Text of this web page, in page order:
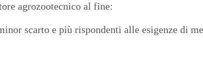
agrozootecnico al fine:
scarto e più rispondenti alle esigenze di